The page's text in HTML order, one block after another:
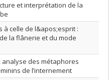
et interprétation de la
à celle de l&apos;esprit :
la flânerie et du mode
analyse des métaphores
de l’internement